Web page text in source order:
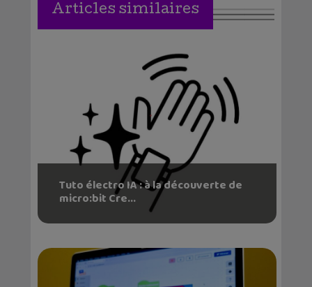
Articles similaires
Tuto électro IA : à la découverte de
micro:bit Cre...